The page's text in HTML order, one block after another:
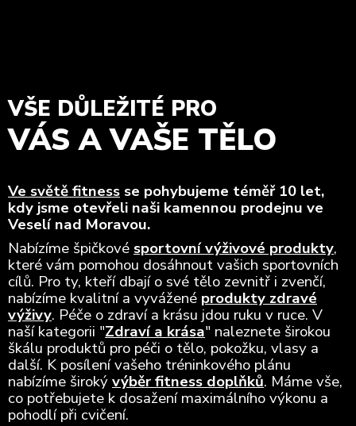
VŠE DŮLEŽITÉ PRO
VÁS A VAŠE TĚLO
Ve světě fitness se pohybujeme téměř 10 let,
kdy jsme otevřeli naši kamennou prodejnu ve
Veselí nad Moravou.
Nabízíme špičkové sportovní výživové produkty,
které vám pomohou dosáhnout vašich sportovních
cílů. Pro ty, kteří dbají o své tělo zevnitř i zvenčí,
nabízíme kvalitní a vyvážené produkty zdravé
výživy. Péče o zdraví a krásu jdou ruku v ruce. V
naší kategorii "Zdraví a krása" naleznete širokou
škálu produktů pro péči o tělo, pokožku, vlasy a
další. K posílení vašeho tréninkového plánu
nabízíme širokývýběr fitness doplňků. Máme vše,
co potřebujete k dosažení maximálního výkonu a
pohodlí při cvičení.